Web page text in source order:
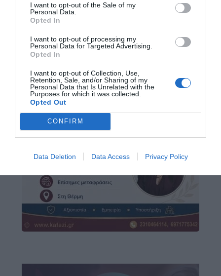
I want to opt-out of the Sale of my
Personal Data.
Opted In
I want to opt-out of processing my
Personal Data for Targeted Advertising.
Opted In
I want to opt-out of Collection, Use,
Retention, Sale, and/or Sharing of my
Personal Data that Is Unrelated with the
Purposes for which it was collected.
Opted Out
CONFIRM
Data Deletion Data Access Privacy Policy